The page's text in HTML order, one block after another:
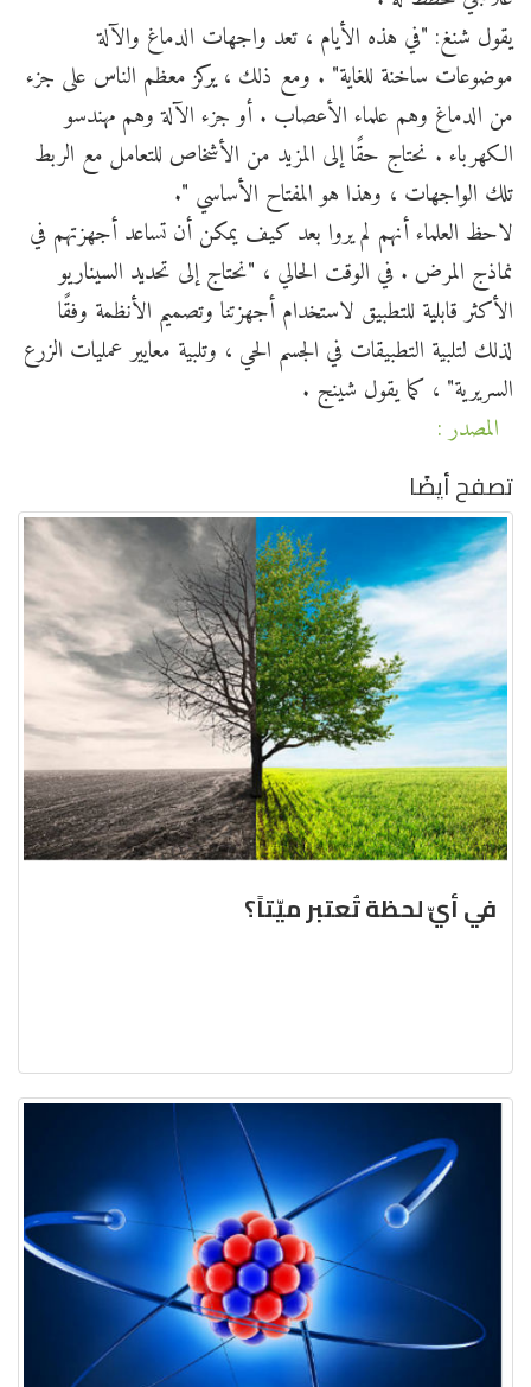
يقول شنغ: "في هذه الأيام ، تعد واجهات الدماغ والآلة
موضوعات ساخنة للغاية" . ومع ذلك ، يركز معظم الناس على جزء
من الدماغ وهم علماء الأعصاب . أو جزء الآلة وهم مهندسو
الكهرباء . نحتاج حقًا إلى المزيد من الأشخاص للتعامل مع الربط
تلك الواجهات ، وهذا هو المفتاح الأساسي ".
لاحظ العلماء أنهم لم يروا بعد كيف يمكن أن تساعد أجهزتهم في
نماذج المرض . في الوقت الحالي ، "نحتاج إلى تحديد السيناريو
الأكثر قابلية للتطبيق لاستخدام أجهزتنا وتصميم الأنظمة وفقًا
لذلك لتلبية التطبيقات في الجسم الحي ، وتلبية معايير عمليات الزرع
السريرية" ، كما يقول شينج .
المصدر :
تصفح أيضًا
في أيّ لحظة تُعتبر ميّتاً؟